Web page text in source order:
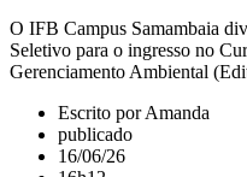
O IFB Campus Samambaia
Seletivo para o ingresso no
Gerenciamento Ambiental
Escrito por Amanda
publicado
16/06/26